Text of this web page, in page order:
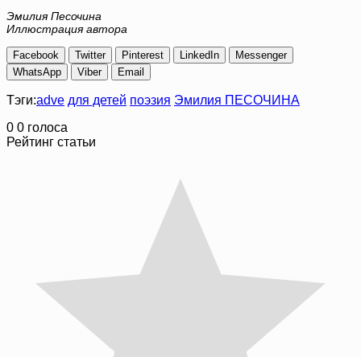
Эмилия Песочина
Иллюстрация автора
Facebook Twitter Pinterest LinkedIn
Messenger
WhatsApp
Viber Email
Тэги:adve для детей поэзия Эмилия ПЕСОЧИНА
0 0 голоса
Рейтинг статьи